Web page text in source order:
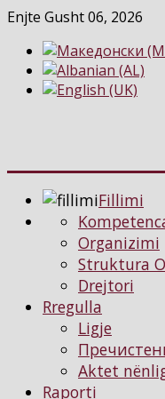
Enjte Gusht 06, 2026
Fillimi
Organizimi
Struktura
Drejtori
Rregulla
Ligje
Aktet
Raporti